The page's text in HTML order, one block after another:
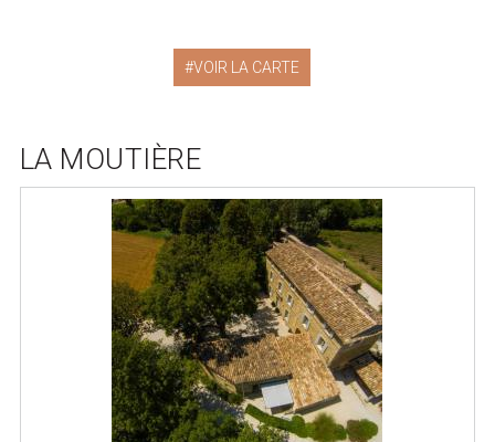
VOIR LA CARTE
LA MOUTIÈRE